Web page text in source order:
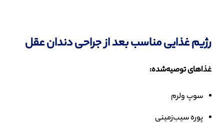
رژیم غذایی مناسب بعد از جراحی دندان عقل
غذاهای توصیه‌شده:
سوپ ولرم
پوره سیب‌زمینی